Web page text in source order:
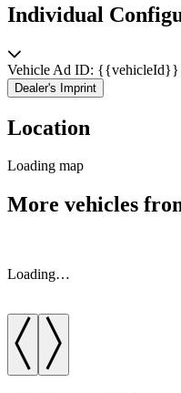
Individual
Vehicle Ad ID: {{vehicleId}}
Dealer's Imprint
Location
Loading map
More vehicles
Loading…